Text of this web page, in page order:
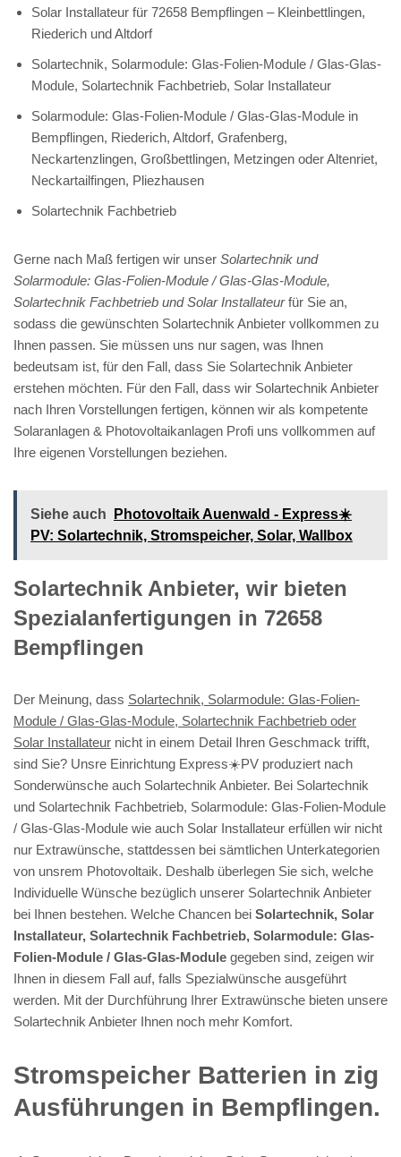
Solar Installateur für 72658 Bempflingen – Kleinbettlingen,
Riederich und Altdorf
Solartechnik, Solarmodule: Glas-Folien-Module / Glas-Glas-
Module, Solartechnik Fachbetrieb, Solar Installateur
Solarmodule: Glas-Folien-Module / Glas-Glas-Module in
Bempflingen, Riederich, Altdorf, Grafenberg,
Neckartenzlingen, Großbettlingen, Metzingen oder Altenriet,
Neckartailfingen, Pliezhausen
Solartechnik Fachbetrieb
Gerne nach Maß fertigen wir unser Solartechnik und
Solarmodule: Glas-Folien-Module / Glas-Glas-Module,
Solartechnik Fachbetrieb und Solar Installateurfür Sie an,
sodass die gewünschten Solartechnik Anbieter vollkommen zu
Ihnen passen. Sie müssen uns nur sagen, was Ihnen
bedeutsam ist, für den Fall, dass Sie Solartechnik Anbieter
erstehen möchten. Für den Fall, dass wir Solartechnik Anbieter
nach Ihren Vorstellungen fertigen, können wir als kompetente
Solaranlagen & Photovoltaikanlagen Profi uns vollkommen auf
Ihre eigenen Vorstellungen beziehen.
Siehe auch
Photovoltaik Auenwald - Express☀️
PV️: Solartechnik, Stromspeicher, Solar, Wallbox
Solartechnik Anbieter, wir bieten
Spezialanfertigungen in 72658
Bempflingen
Der Meinung, dass Solartechnik, Solarmodule: Glas-Folien-
Module / Glas-Glas-Module, Solartechnik Fachbetrieb oder
Solar Installateur nicht in einem Detail Ihren Geschmack trifft,
sind Sie? Unsre Einrichtung Express☀️PV️ produziert nach
Sonderwünsche auch Solartechnik Anbieter. Bei Solartechnik
und Solartechnik Fachbetrieb, Solarmodule: Glas-Folien-Module
/ Glas-Glas-Module wie auch Solar Installateur erfüllen wir nicht
nur Extrawünsche, stattdessen bei sämtlichen Unterkategorien
von unsrem Photovoltaik. Deshalb überlegen Sie sich, welche
Individuelle Wünsche bezüglich unserer Solartechnik Anbieter
bei Ihnen bestehen. Welche Chancen bei Solartechnik, Solar
Installateur, Solartechnik Fachbetrieb, Solarmodule: Glas-
Folien-Module / Glas-Glas-Module gegeben sind, zeigen wir
Ihnen in diesem Fall auf, falls Spezialwünsche ausgeführt
werden. Mit der Durchführung Ihrer Extrawünsche bieten unsere
Solartechnik Anbieter Ihnen noch mehr Komfort.
Stromspeicher Batterien in zig
Ausführungen in Bempflingen.